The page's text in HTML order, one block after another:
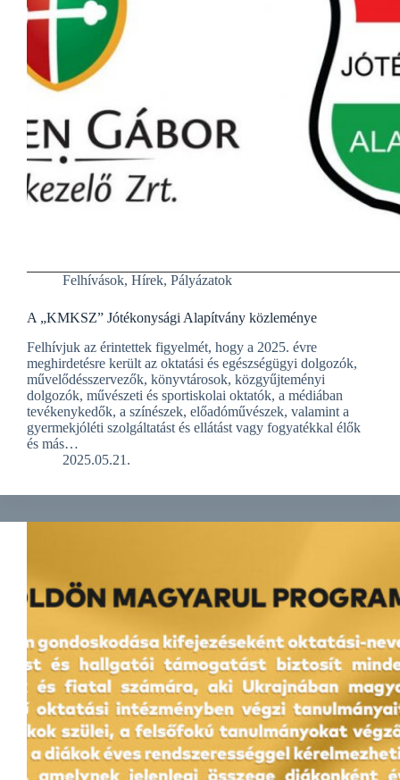
Felhívások, Hírek, Pályázatok
A „KMKSZ” Jótékonysági Alapítvány közleménye
Felhívjuk az érintettek figyelmét, hogy a 2025. évre
meghirdetésre került az oktatási és egészségügyi dolgozók,
művelődésszervezők, könyvtárosok, közgyűjteményi
dolgozók, művészeti és sportiskolai oktatók, a médiában
tevékenykedők, a színészek, előadóművészek, valamint a
gyermekjóléti szolgáltatást és ellátást vagy fogyatékkal élők
és más…
2025.05.21.